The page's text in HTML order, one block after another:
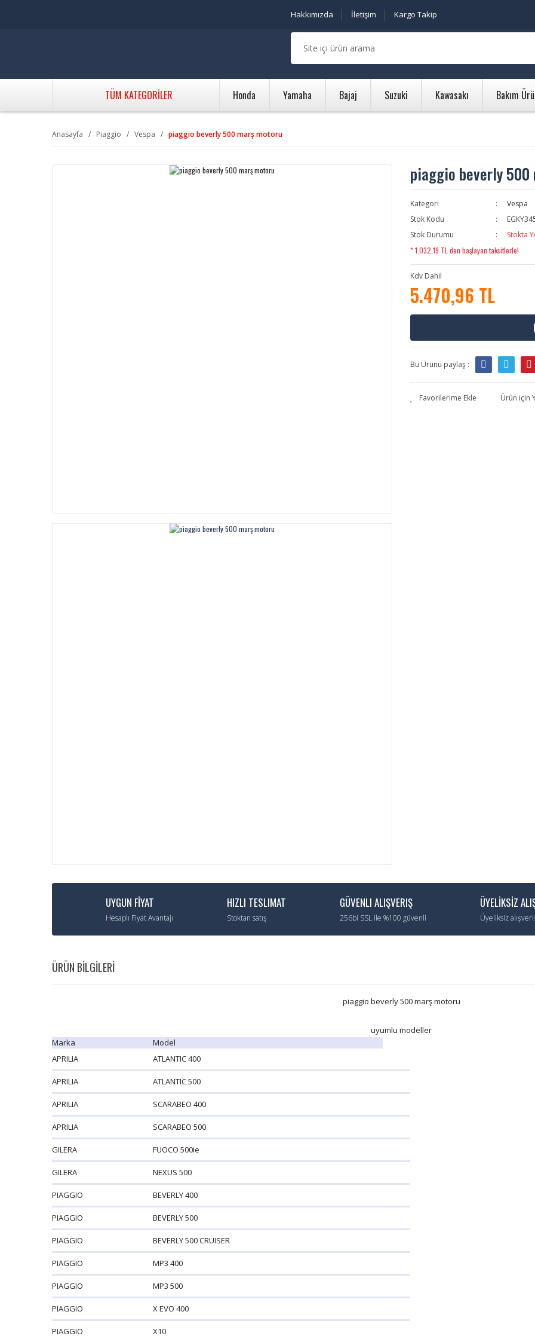
Hakkımızda İletişim Kargo Takip
TÜM KATEGORİLER Honda Yamaha Bajaj Suzuki Kawasakı Bakım
Anasayfa Piaggio Vespa piaggio beverly 500 marş motoru
piaggio beverly
Kategori
Vespa
Stok Kodu
Stok Durumu
Stokta
* 1.032,19 TL den başlayan taksitlerle!
Kdv Dahil
5.470,96 TL
Bu Ürünü paylaş :
Ürün için
UYGUN FİYAT
Hesaplı Fiyat Avantajı
HIZLI TESLIMAT
Stoktan satış
GÜVENLI ALIŞVERIŞ
256bi SSL ile %100 güvenli
ÜYELİKSİZ
Üyeliksiz
ÜRÜN BİLGİLERİ
piaggio beverly 500 marş motoru
uyumlu modeller
Marka
Model
APRILIA
ATLANTIC 400
APRILIA ATLANTIC 500
APRILIA SCARABEO 400
APRILIA SCARABEO 500
GILERA FUOCO 500ie
GILERA NEXUS 500
PIAGGIO BEVERLY 400
PIAGGIO BEVERLY 500
PIAGGIO BEVERLY 500 CRUISER
PIAGGIO MP3 400
PIAGGIO MP3 500
PIAGGIO X EVO 400
PIAGGIO X10